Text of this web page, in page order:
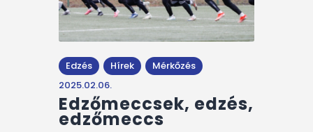
Edzés Hírek
Mérkőzés
2025.02.06.
Edzőmeccsek, edzés,
edzőmeccs